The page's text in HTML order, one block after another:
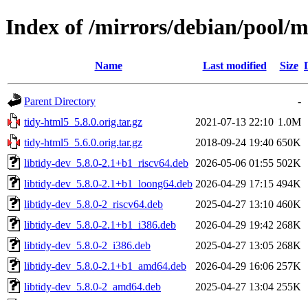
Index of /mirrors/debian/pool/
Name Last modified Size
Parent Directory
-
tidy-html5_5.8.0.orig.tar.gz
2021-07-13 22:10 1.0M
tidy-html5_5.6.0.orig.tar.gz
2018-09-24 19:40 650K
libtidy-dev_5.8.0-2.1+b1_riscv64.deb
2026-05-06 01:55 502K
libtidy-dev_5.8.0-2.1+b1_loong64.deb 2026-04-29 17:15 494K
libtidy-dev_5.8.0-2_riscv64.deb
2025-04-27 13:10 460K
libtidy-dev_5.8.0-2.1+b1_i386.deb
2026-04-29 19:42 268K
libtidy-dev_5.8.0-2_i386.deb
2025-04-27 13:05 268K
libtidy-dev_5.8.0-2.1+b1_amd64.deb
2026-04-29 16:06 257K
libtidy-dev_5.8.0-2_amd64.deb
2025-04-27 13:04 255K